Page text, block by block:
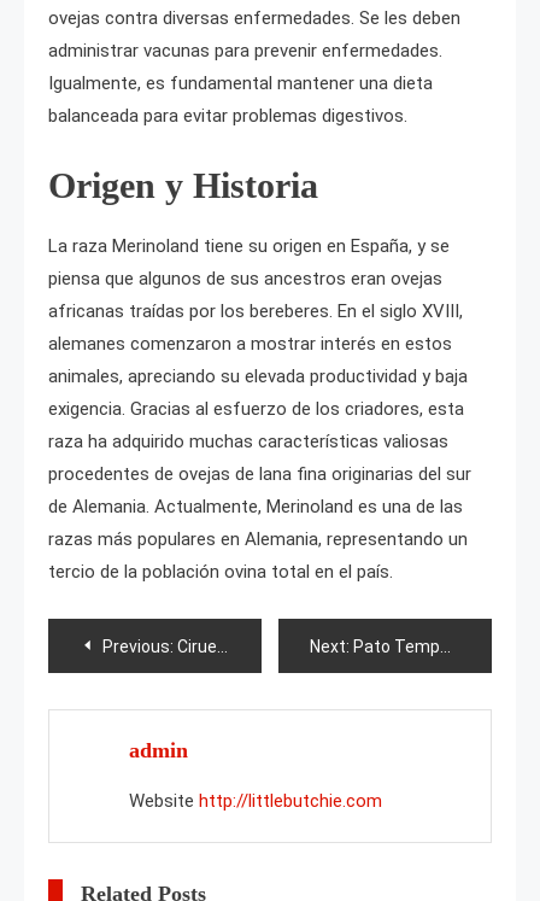
ovejas contra diversas enfermedades. Se les deben
administrar vacunas para prevenir enfermedades.
Igualmente, es fundamental mantener una dieta
balanceada para evitar problemas digestivos.
Origen y Historia
La raza Merinoland tiene su origen en España, y se
piensa que algunos de sus ancestros eran ovejas
africanas traídas por los bereberes. En el siglo XVIII,
alemanes comenzaron a mostrar interés en estos
animales, apreciando su elevada productividad y baja
exigencia. Gracias al esfuerzo de los criadores, esta
raza ha adquirido muchas características valiosas
procedentes de ovejas de lana fina originarias del sur
de Alemania. Actualmente, Merinoland es una de las
razas más populares en Alemania, representando un
tercio de la población ovina total en el país.
Post
navigation
Previous: Ciruela Nenka Next: Pato Tempe
admin
Website http://littlebutchie.com
Related Posts